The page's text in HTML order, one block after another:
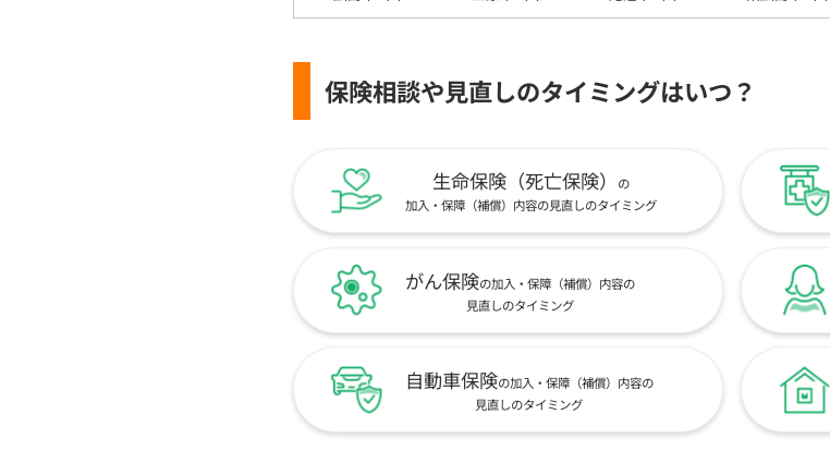
保険相談や見直しのタイミングはいつ？
生命保険（死亡保険）
の
加入・保障（補償）内容の見直しのタイミング
がん保険の加入・保障（補償）内容の
見直しのタイミング
自動車保険の加入・保障（補償）内容の
見直しのタイミング